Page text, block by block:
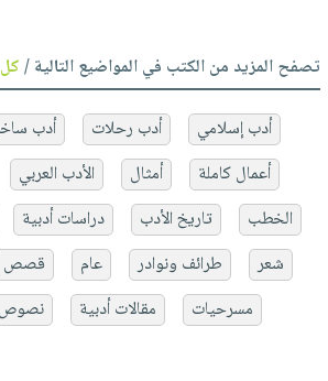
تصفح المزيد من الكتب في المواضيع التالية /
أدب إسلامي أدب رحلات أدب
أعمال كاملة
أمثال الأدب العربي
الخطب
تاريخ الأدب دراسات أدبية
شعر
طرائف ونوادر عام قصص
مسرحيات
مقالات أدبية نصوص